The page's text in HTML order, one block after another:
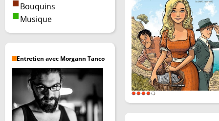
Bouquins
Musique
Entretien avec Morgann Tanco